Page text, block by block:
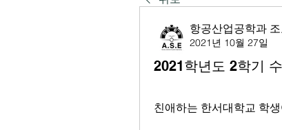
항공산업공학과
2021년 10월 27일
2021학년도 2학기
친애하는 한서대학교 학